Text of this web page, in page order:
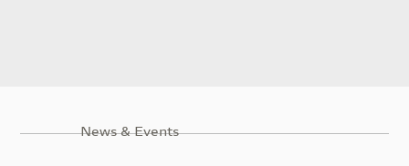
News & Events